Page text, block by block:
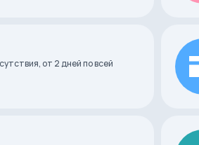
от 2 дней по всей